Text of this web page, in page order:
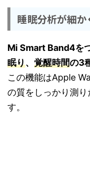
睡眠分析が細か
Mi Smart Band4を
眠り、 覚醒時間の3
この機能はApple
の質をしっかり測
す。